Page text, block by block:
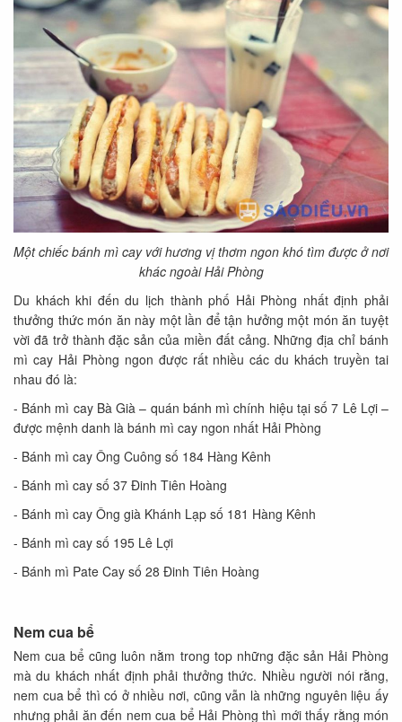
Một chiếc bánh mì cay với hương vị thơm ngon khó tìm được ở nơi
khác ngoài Hải Phòng
Du khách khi đến du lịch thành phố Hải Phòng nhất định phải
thưởng thức món ăn này một lần để tận hưởng một món ăn tuyệt
vời đã trở thành đặc sản của miền đất cảng. Những địa chỉ bánh
mì cay Hải Phòng ngon được rất nhiều các du khách truyền tai
nhau đó là:
- Bánh mì cay Bà Già – quán bánh mì chính hiệu tại số 7 Lê Lợi –
được mệnh danh là bánh mì cay ngon nhất Hải Phòng
- Bánh mì cay Ông Cuông số 184 Hàng Kênh
- Bánh mì cay số 37 Đinh Tiên Hoàng
- Bánh mì cay Ông già Khánh Lạp số 181 Hàng Kênh
- Bánh mì cay số 195 Lê Lợi
- Bánh mì Pate Cay số 28 Đinh Tiên Hoàng
Nem cua bể
Nem cua bể cũng luôn nằm trong top những đặc sản Hải Phòng
mà du khách nhất định phải thưởng thức. Nhiều người nói rằng,
nem cua bể thì có ở nhiều nơi, cũng vẫn là những nguyên liệu ấy
nhưng phải ăn đến nem cua bể Hải Phòng thì mới thấy rằng món